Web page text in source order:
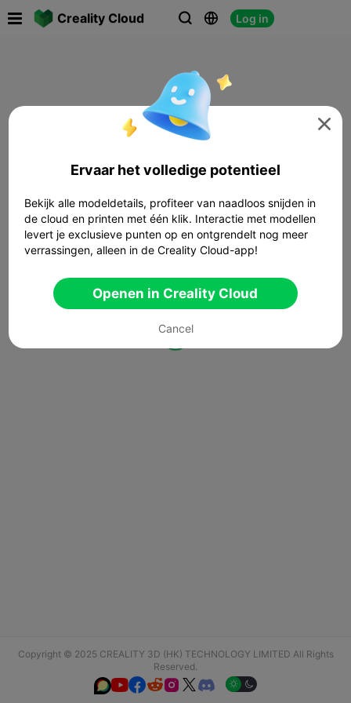
Creality Cloud   Log in
Copyright © 2025 CREALITY 3D (HK) TECHNOLOGY LIMITED All Rights
Reserved.
  

Ervaar het volledige potentieel
Bekijk alle modeldetails, profiteer van naadloos snijden in
de cloud en printen met één klik. Interactie met modellen
levert je exclusieve punten op en ontgrendelt nog meer
verrassingen, alleen in de Creality Cloud-app!
Openen in Creality Cloud
Cancel